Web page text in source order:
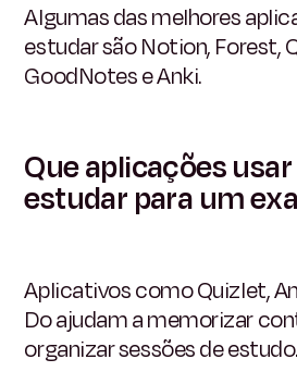
Algumas das melhores
estudar são Notion, Forest,
GoodNotes e Anki.
Que aplicações
estudar para um
Aplicativos como Quizlet,
Do ajudam a memorizar
organizar sessões de estudo.